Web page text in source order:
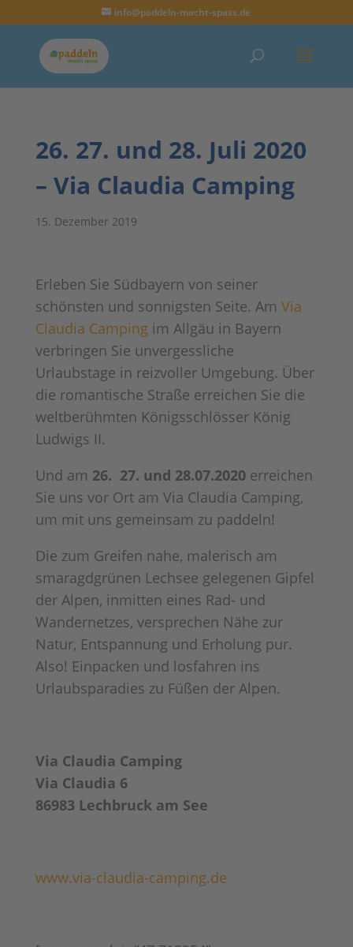
info@paddeln-macht-spass.de
26. 27. und 28. Juli 2020
– Via Claudia Camping
15. Dezember 2019
Erleben Sie Südbayern von seiner
schönsten und sonnigsten Seite. Am Via
Claudia Campingim Allgäu in Bayern
verbringen Sie unvergessliche
Urlaubstage in reizvoller Umgebung. Über
die romantische Straße erreichen Sie die
weltberühmten Königsschlösser König
Ludwigs II.
Und am 26. 27. und 28.07.2020erreichen
Sie uns vor Ort am Via Claudia Camping,
um mit uns gemeinsam zu paddeln!
Die zum Greifen nahe, malerisch am
smaragdgrünen Lechsee gelegenen Gipfel
der Alpen, inmitten eines Rad- und
Wandernetzes, versprechen Nähe zur
Natur, Entspannung und Erholung pur.
Also! Einpacken und losfahren ins
Urlaubsparadies zu Füßen der Alpen.
Via Claudia Camping
Via Claudia 6
86983 Lechbruck am See
www.via-claudia-camping.de